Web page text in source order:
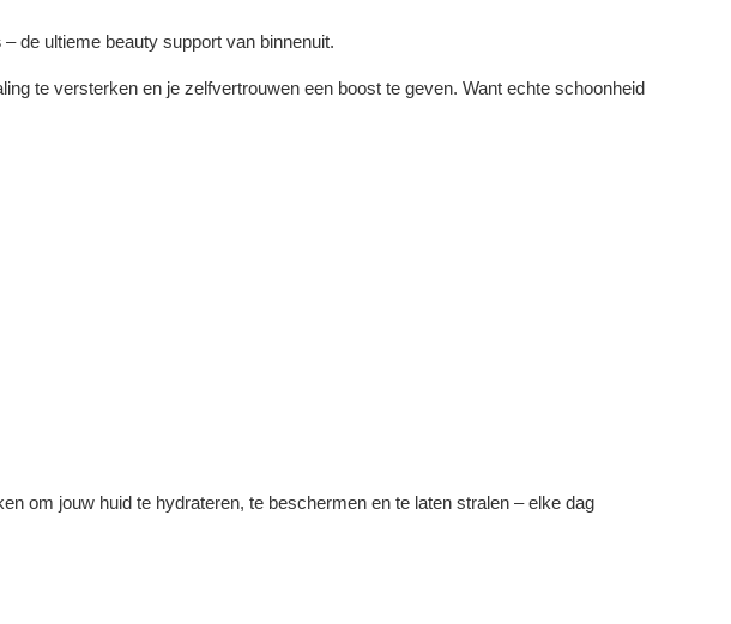
– de ultieme beauty support van binnenuit.
te versterken en je zelfvertrouwen een boost te geven. Want echte schoonheid
om jouw huid te hydrateren, te beschermen en te laten stralen – elke dag